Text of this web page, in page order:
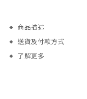
商品描述
送貨及付款方式
了解更多